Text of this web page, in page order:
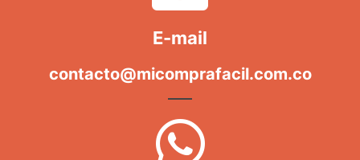
E-mail
contacto@micomprafacil.com.co